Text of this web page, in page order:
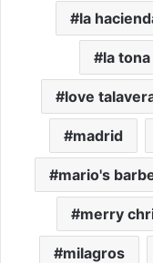
la
la tona
love
madrid
mario's
merry
milagros